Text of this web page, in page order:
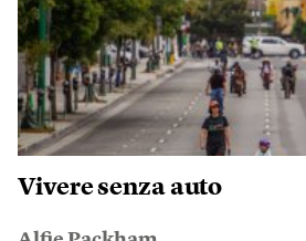
Vivere senza auto